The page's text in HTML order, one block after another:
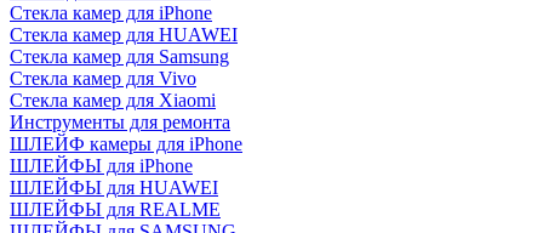
Стекла камер для iPhone
Стекла камер для HUAWEI
Стекла камер для Samsung
Стекла камер для Vivo
Стекла камер для Xiaomi
Инструменты для ремонта
ШЛЕЙФ камеры для iPhone
ШЛЕЙФЫ для iPhone
ШЛЕЙФЫ для HUAWEI
ШЛЕЙФЫ для REALME